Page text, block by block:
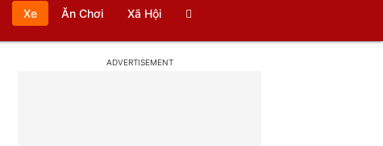
Xe Ăn Chơi Xã Hội